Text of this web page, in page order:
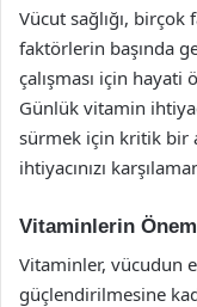
Vücut sağlığı,
faktörlerin başında
çalışması için
Günlük vitamin
sürmek için kritik bir
ihtiyacınızı
Vitaminlerin
Vitaminler, vücudun
güçlendirilmesine